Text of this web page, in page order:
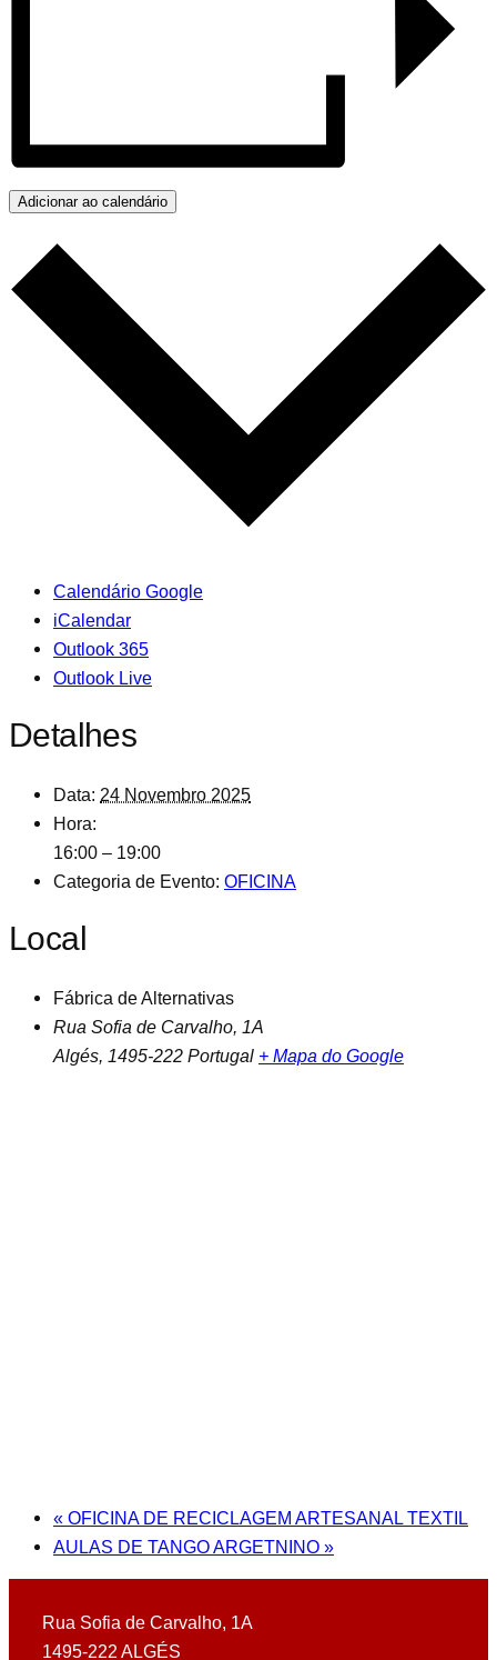
Adicionar ao calendário
Calendário Google
iCalendar
Outlook 365
Outlook Live
Detalhes
Data: 24 Novembro 2025
Hora:
16:00 – 19:00
Categoria de Evento: OFICINA
Local
Fábrica de Alternativas
Rua Sofia de Carvalho, 1A
Algés, 1495-222 Portugal + Mapa do Google
« OFICINA DE RECICLAGEM ARTESANAL TEXTIL
AULAS DE TANGO ARGETNINO »
Rua Sofia de Carvalho, 1A
1495-222 ALGÉS